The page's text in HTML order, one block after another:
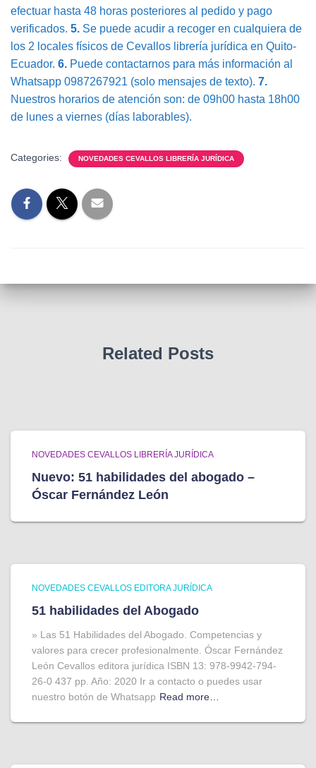
efectuar hasta 48 horas posteriores al pedido y pago
verificados. 5. Se puede acudir a recoger en cualquiera de
los 2 locales físicos de Cevallos librería jurídica en Quito-
Ecuador. 6. Puede contactarnos para más información al
Whatsapp 0987267921 (solo mensajes de texto). 7.
Nuestros horarios de atención son: de 09h00 hasta 18h00
de lunes a viernes (días laborables).
Categories: NOVEDADES CEVALLOS LIBRERÍA JURÍDICA
Related Posts
NOVEDADES CEVALLOS LIBRERÍA JURÍDICA
Nuevo: 51 habilidades del abogado –
Óscar Fernández León
NOVEDADES CEVALLOS EDITORA JURÍDICA
51 habilidades del Abogado
» Las 51 Habilidades del Abogado. Competencias y
valores para crecer profesionalmente. Óscar Fernández
León Cevallos editora jurídica ISBN 13: 978-9942-794-
26-0 437 pp. Año: 2020 Ir a contacto o puedes usar
nuestro botón de Whatsapp Read more…